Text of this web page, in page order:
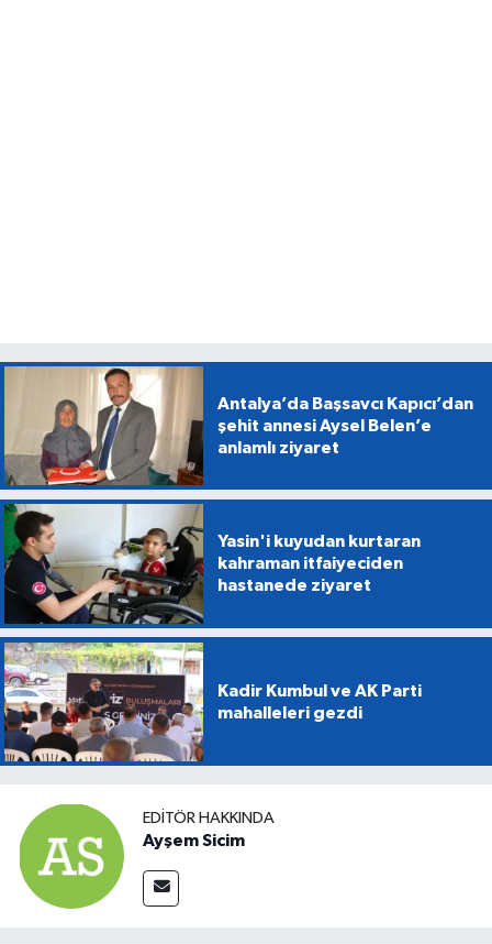
Antalya’da Başsavcı Kapıcı’dan
şehit annesi Aysel Belen’e
anlamlı ziyaret
Yasin'i kuyudan kurtaran
kahraman itfaiyeciden
hastanede ziyaret
Kadir Kumbul ve AK Parti
mahalleleri gezdi
EDITÖR HAKKINDA
Ayşem Sicim